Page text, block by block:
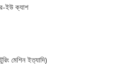
ইউ ক‍্যাশ
মেশিন ইত‍্যাদি)